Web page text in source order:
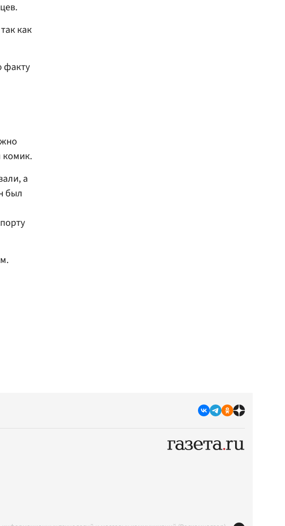
как
факту
комик.
а
был